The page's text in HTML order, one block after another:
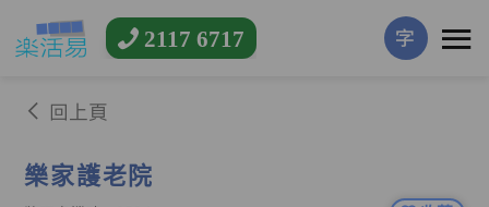
2117 6717 字
回上頁
樂家護老院